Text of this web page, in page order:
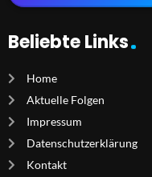
Beliebte Links
Home
Aktuelle Folgen
Impressum
Datenschutzerklärung
Kontakt